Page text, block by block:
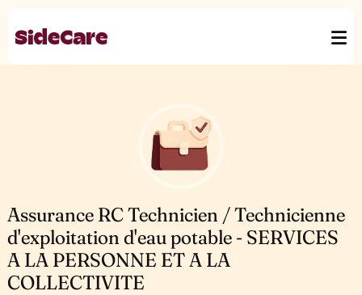
Assurance RC Technicien / Technicienne
d'exploitation d'eau potable - SERVICES
A LA PERSONNE ET A LA
COLLECTIVITE